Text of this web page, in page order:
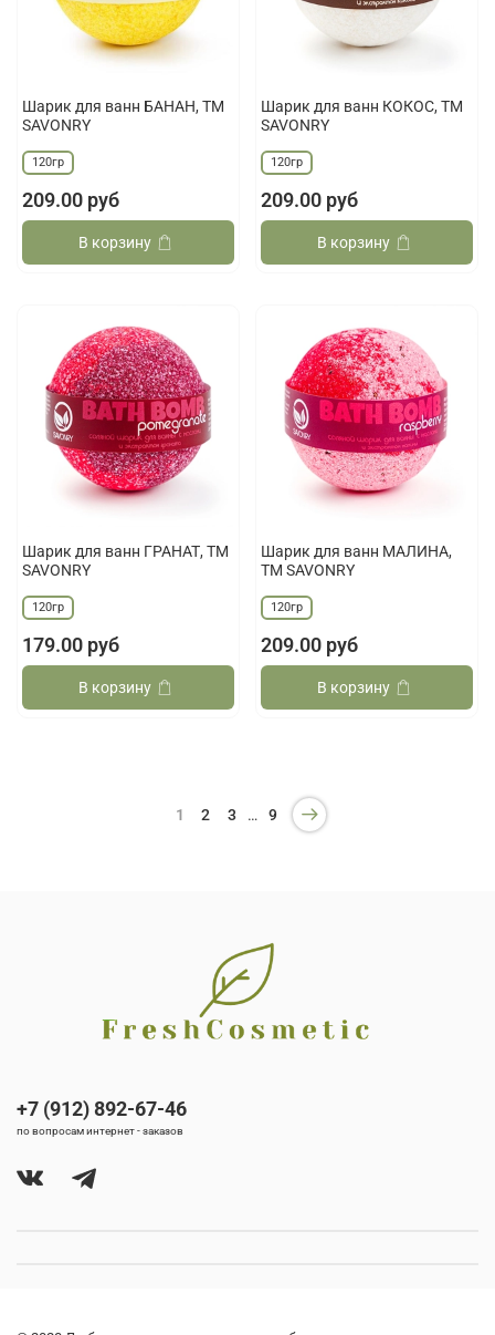
Шарик для ванн БАНАН, ТМ
SAVONRY
120гр
209.00 руб
В корзину
Шарик для ванн КОКОС, ТМ
SAVONRY
120гр
209.00 руб
В корзину
Шарик для ванн ГРАНАТ, ТМ
SAVONRY
120гр
179.00 руб
В корзину
Шарик для ванн МАЛИНА,
ТМ SAVONRY
120гр
209.00 руб
В корзину
1 2 3 … 9
+7 (912) 892-67-46
по вопросам интернет - заказов